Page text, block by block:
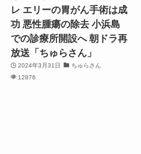
レ エリーの胃がん手術は成
功 悪性腫瘍の除去 小浜島
での診療所開設へ 朝ドラ再
放送「ちゅらさん」
2024年3月31日
ちゅらさん
12876